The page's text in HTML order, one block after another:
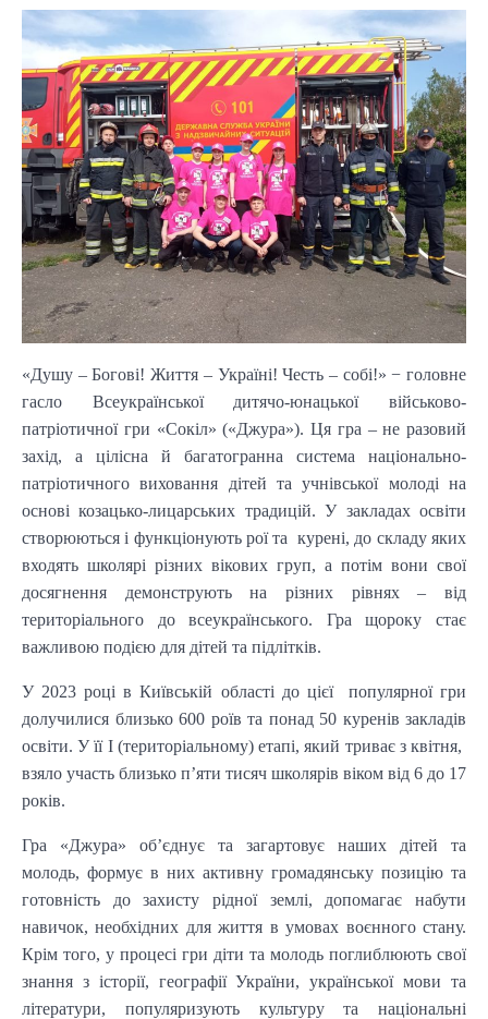
«Душу – Богові! Життя – Україні! Честь – собі!» − головне
гасло Всеукраїнської дитячо-юнацької військово-
патріотичної гри «Сокіл» («Джура»). Ця гра – не разовий
захід, а цілісна й багатогранна система національно-
патріотичного виховання дітей та учнівської молоді на
основі козацько-лицарських традицій. У закладах освіти
створюються і функціонують рої та курені, до складу яких
входять школярі різних вікових груп, а потім вони свої
досягнення демонструють на різних рівнях – від
територіального до всеукраїнського. Гра щороку стає
важливою подією для дітей та підлітків.
У 2023 році в Київській області до цієї популярної гри
долучилися близько 600 роїв та понад 50 куренів закладів
освіти. У її I (територіальному) етапі, який триває з квітня,
взяло участь близько п’яти тисяч школярів віком від 6 до 17
років.
Гра «Джура» об’єднує та загартовує наших дітей та
молодь, формує в них активну громадянську позицію та
готовність до захисту рідної землі, допомагає набути
навичок, необхідних для життя в умовах воєнного стану.
Крім того, у процесі гри діти та молодь поглиблюють свої
знання з історії, географії України, української мови та
літератури, популяризують культуру та національні